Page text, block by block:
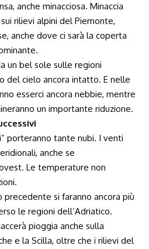
anche minacciosa. Minaccia
rilievi alpini del Piemonte,
anche dove ci sarà la coperta
un bel sole sulle regioni
del cielo ancora intatto. E nelle
esserci ancora nebbie, mentre
un importante riduzione.
porteranno tante nubi. I venti
anche se
Le temperature non
precedente si faranno ancora più
le regioni dell’Adriatico.
pioggia anche sulla
e la Scilla, oltre che i rilievi del